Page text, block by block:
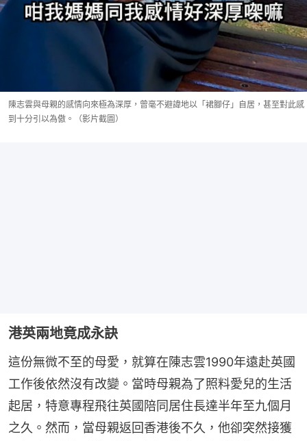
陳志雲與母親的感情向來極為深厚，曾毫不避諱地以「裙腳仔」自居，甚至對此感
到十分引以為傲。（影片截圖）
港英兩地竟成永訣
這份無微不至的母愛，就算在陳志雲1990年遠赴英國
工作後依然沒有改變。當時母親為了照料愛兒的生活
起居，特意專程飛往英國陪同居住長達半年至九個月
之久。然而，當母親返回香港後不久，他卻突然接獲